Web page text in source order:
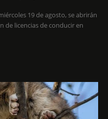
19 de agosto, se abrirán
de licencias de conducir en